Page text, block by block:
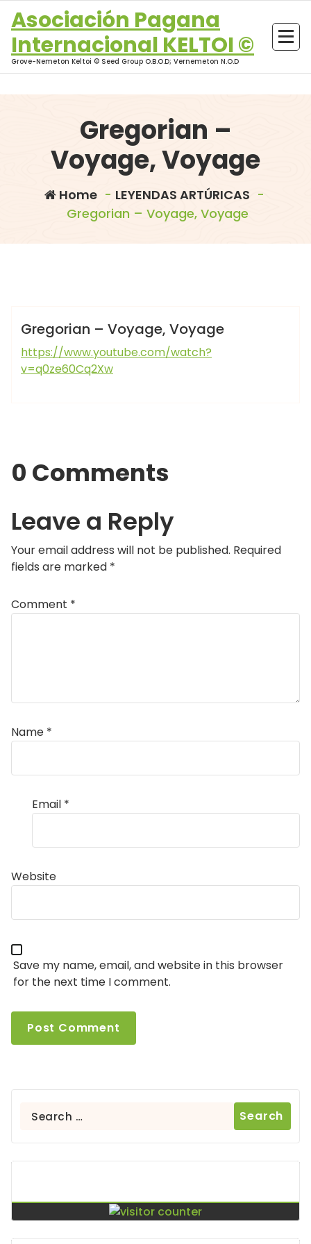
content
Asociación Pagana
Internacional KELTOI ©
Grove-Nemeton Keltoi © Seed Group O.B.O.D; Vernemeton N.O.D
Gregorian –
Voyage, Voyage
Home - LEYENDAS ARTÚRICAS -
Gregorian – Voyage, Voyage
LEYENDAS ARTÚRICAS
Gregorian – Voyage, Voyage
https://www.youtube.com/watch?
v=q0ze60Cq2Xw
0 Comments
Leave a Reply
Your email address will not be published. Required
fields are marked *
Comment *
Name *
Email *
Website
Save my name, email, and website in this browser
for the next time I comment.
Search